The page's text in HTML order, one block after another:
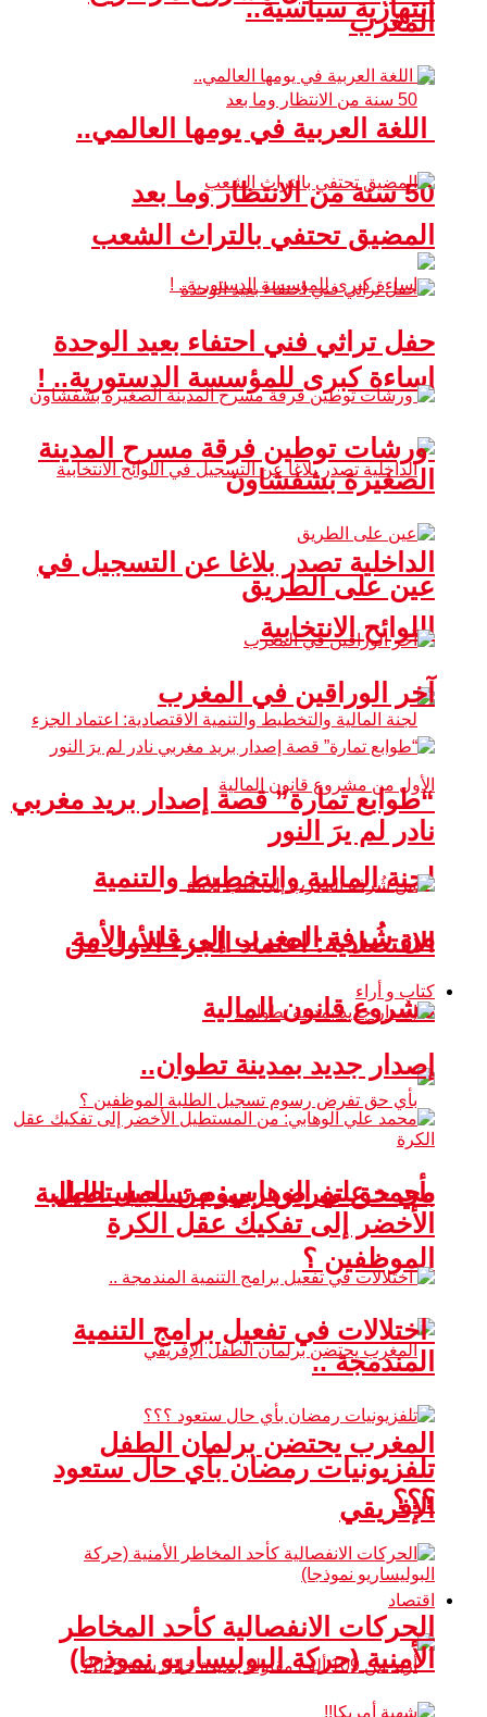
انتهازية سياسية..
50 سنة من الانتظار وما بعد
إساءة كبرى للمؤسسة الدستورية.. !
الداخلية تصدر بلاغا عن التسجيل في
اللوائح الانتخابية
لجنة المالية والتخطيط والتنمية
الاقتصادية: اعتماد الجزء الأول من
مشروع قانون المالية
بأي حق تفرض رسوم تسجيل الطلبة
الموظفين ؟
المغرب يحتضن برلمان الطفل
الإفريقي
اقتصاد
المغرب
اللغة العربية في يومها العالمي..
المضيق تحتفي بالتراث الشعب
حفل تراثي فني احتفاء بعيد الوحدة
ورشات توطين فرقة مسرح المدينة
الصغيرة بشفشاون
عين على الطريق
آخر الوراقين في المغرب
“طوابع تمارة” قصة إصدار بريد مغربي
نادر لم يرَ النور
من شُرفة المغرب إلى قلب الأمة
كتاب و أراء
إصدار جديد بمدينة تطوان..
محمد علي الوهابي: من المستطيل
الأخضر إلى تفكيك عقل الكرة
اختلالات في تفعيل برامج التنمية
المندمجة ..
تلفزيونيات رمضان بأي حال ستعود
؟؟؟
الحركات الانفصالية كأحد المخاطر
الأمنية (حركة البوليساريو نموذجا)